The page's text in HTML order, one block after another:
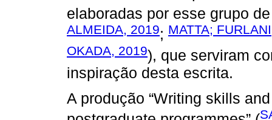
elaboradas por esse grupo
ALMEIDA, 2019; MATTA;
OKADA, 2019), que serviram
inspiração desta escrita.
A produção “Writing skills